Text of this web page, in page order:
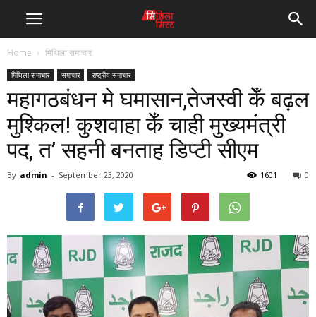
Home मिथिला समाचार
मिथिला समाचार समाचार राष्ट्रीय समाचार
महागठबंधन मे घमासान,तेजस्वी केँ बढ़ल
मुश्किल! कुशवाहा केँ चाही मुख्यमंत्री
पद, त’ सहनी बनताह डिप्टी सीएम
By admin - September 23, 2020 0
1601